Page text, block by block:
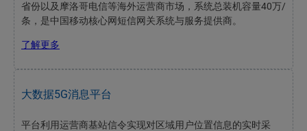
省份以及摩洛哥电信等海外运营商市场，系统总装机容量40万/
条，是中国移动核心网短信网关系统与服务提供商。
了解更多
大数据5G消息平台
平台利用运营商基站信令实现对区域用户位置信息的实时采